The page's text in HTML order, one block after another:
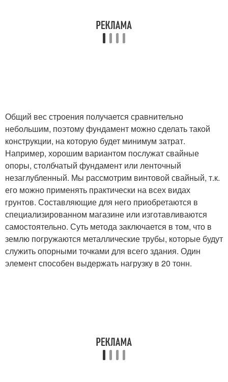
Общий вес строения получается сравнительно
небольшим, поэтому фундамент можно сделать такой
конструкции, на которую будет минимум затрат.
Например, хорошим вариантом послужат свайные
опоры, столбчатый фундамент или ленточный
незаглубленный. Мы рассмотрим винтовой свайный, т.к.
его можно применять практически на всех видах
грунтов. Составляющие для него приобретаются в
специализированном магазине или изготавливаются
самостоятельно. Суть метода заключается в том, что в
землю погружаются металлические трубы, которые будут
служить опорными точками для всего здания. Один
элемент способен выдержать нагрузку в 20 тонн.